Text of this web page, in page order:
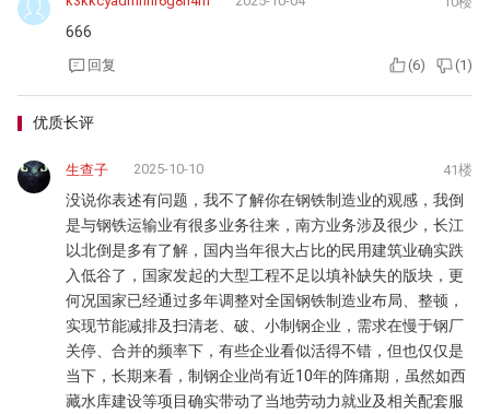
666
回复 (6) (1 )
优质长评
生查子 2025-10-10 41楼
没说你表述有问题，我不了解你在钢铁制造业的观感，我倒
是与钢铁运输业有很多业务往来，南方业务涉及很少，长江
以北倒是多有了解，国内当年很大占比的民用建筑业确实跌
入低谷了，国家发起的大型工程不足以填补缺失的版块，更
何况国家已经通过多年调整对全国钢铁制造业布局、整顿，
实现节能减排及扫清老、破、小制钢企业，需求在慢于钢厂
关停、合并的频率下，有些企业看似活得不错，但也仅仅是
当下，长期来看，制钢企业尚有近10年的阵痛期，虽然如西
藏水库建设等项目确实带动了当地劳动力就业及相关配套服